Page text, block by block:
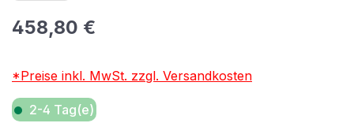
Regulärer Preis:
458,80 €
*Preise inkl. MwSt. zzgl. Versandkosten
2-4 Tag(e)